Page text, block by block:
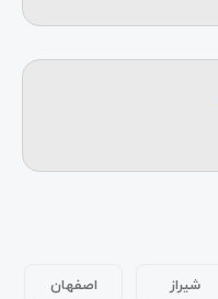
شیراز اصفهان